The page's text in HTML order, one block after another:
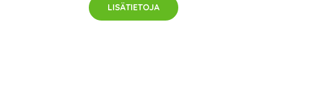
LISÄTIETOJA